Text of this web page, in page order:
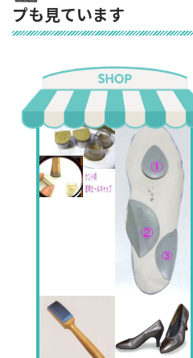
プも見ています